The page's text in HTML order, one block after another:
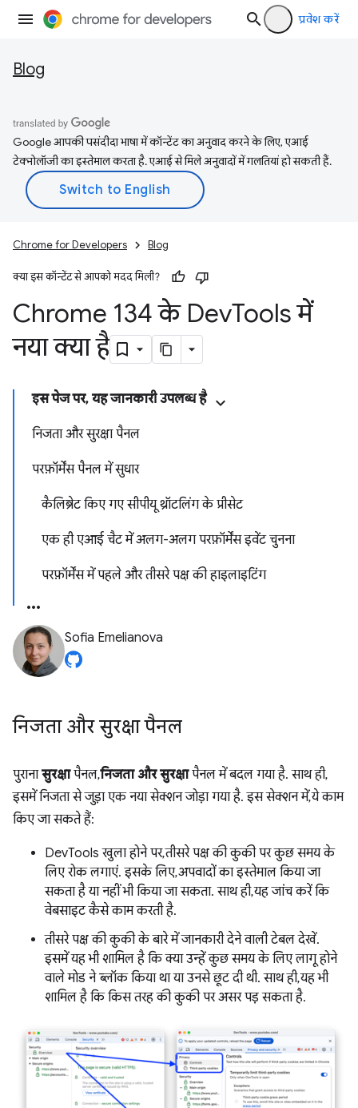
प्रवेश करें
Blog
Google आपकी पसंदीदा भाषा में कॉन्टेंट का अनुवाद करने के लिए, एआई
टेक्नोलॉजी का इस्तेमाल करता है. एआई से मिले अनुवादों में गलतियां हो सकती हैं.
Chrome for Developers Blog
क्या इस कॉन्टेंट से आपको मदद मिली?
Chrome 134 के DevTools में
नया क्या है
इस पेज पर, यह जानकारी उपलब्ध है
निजता और सुरक्षा पैनल
परफ़ॉर्मेंस पैनल में सुधार
कैलिब्रेट किए गए सीपीयू थ्रॉटलिंग के प्रीसेट
एक ही एआई चैट में अलग-अलग परफ़ॉर्मेंस इवेंट चुनना
परफ़ॉर्मेंस में पहले और तीसरे पक्ष की हाइलाइटिंग
Sofia Emelianova
निजता और सुरक्षा पैनल
पुरानासुरक्षापैनल,निजता और सुरक्षापैनल में बदल गया है. साथ ही,
इसमें निजता से जुड़ा एक नया सेक्शन जोड़ा गया है. इस सेक्शन में, ये काम
किए जा सकते हैं:
DevTools खुला होने पर, तीसरे पक्ष की कुकी पर कुछ समय के
लिए रोक लगाएं. इसके लिए, अपवादों का इस्तेमाल किया जा
सकता है या नहीं भी किया जा सकता. साथ ही, यह जांच करें कि
वेबसाइट कैसे काम करती है.
तीसरे पक्ष की कुकी के बारे में जानकारी देने वाली टेबल देखें.
इसमें यह भी शामिल है कि क्या उन्हें कुछ समय के लिए लागू होने
वाले मोड ने ब्लॉक किया था या उनसे छूट दी थी. साथ ही, यह भी
शामिल है कि किस तरह की कुकी पर असर पड़ सकता है.